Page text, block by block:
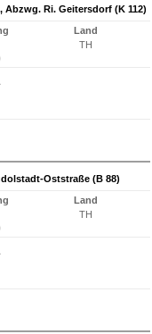
Abzwg. Ri. Geitersdorf (K 112)
Land
TH
Oststraße (B 88)
Land
TH